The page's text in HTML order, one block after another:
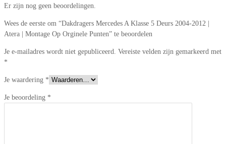
Er zijn nog geen beoordelingen.
Wees de eerste om “Dakdragers Mercedes A Klasse 5 Deurs 2004-2012 |
Atera | Montage Op Orginele Punten” te beoordelen
Je e-mailadres wordt niet gepubliceerd. Vereiste velden zijn gemarkeerd met
*
Je waardering *
Je beoordeling *